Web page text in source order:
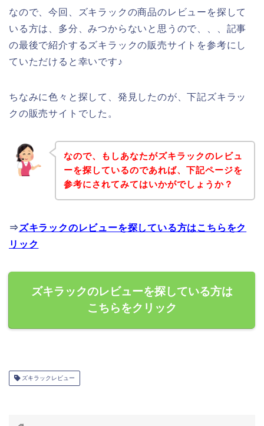
なので、今回、ズキラックの商品のレビューを探して
いる方は、多分、みつからないと思うので、、、記事
の最後で紹介するズキラックの販売サイトを参考にし
ていただけると幸いです♪
ちなみに色々と探して、発見したのが、下記ズキラッ
クの販売サイトでした。
なので、もしあなたがズキラックのレビュ
ーを探しているのであれば、下記ページを
参考にされてみてはいかがでしょうか？
⇒ ズキラックのレビューを探している方はこちらをク
リック
ズキラックのレビューを探している方は
こちらをクリック
ズキラックレビュー